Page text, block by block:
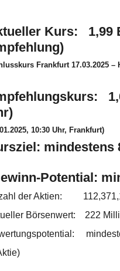
Kurs: 1,99
Frankfurt 17.03.2025
10:30 Uhr, Frankfurt)
mindestens
Potential:
der Aktien:
Börsenwert: 222